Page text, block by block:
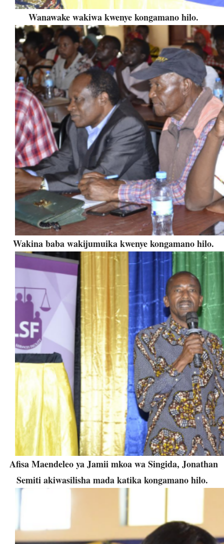
Wanawake wakiwa kwenye kongamano hilo.
Wakina baba wakijumuika kwenye kongamano hilo.
Afisa Maendeleo ya Jamii mkoa wa Singida, Jonathan
Semiti akiwasilisha mada katika kongamano hilo.